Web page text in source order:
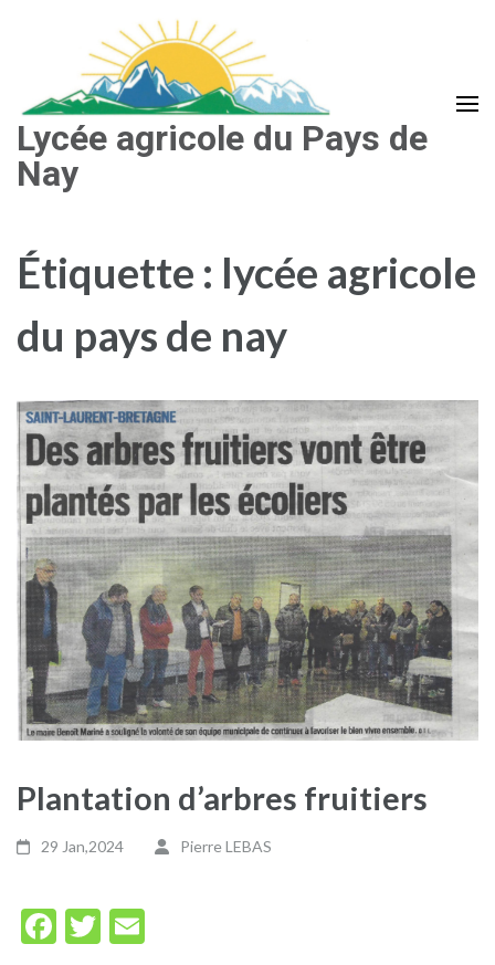
(Pressez
Entrée)
Lycée agricole du Pays de
Nay
Étiquette : lycée agricole
du pays de nay
Plantation d’arbres fruitiers
29 Jan,2024 Pierre LEBAS
Facebook
Twitter